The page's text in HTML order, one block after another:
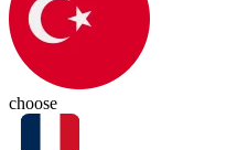
choose